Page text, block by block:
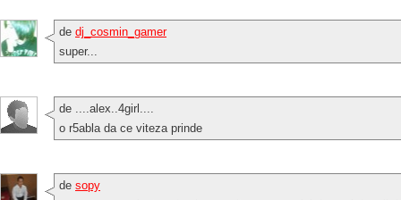
de dj_cosmin_gamer
super...
de ....alex..4girl....
o r5abla da ce viteza prinde
de sopy